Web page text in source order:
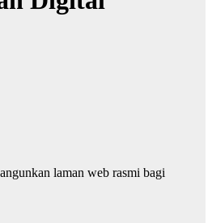
laman web rasmi bagi